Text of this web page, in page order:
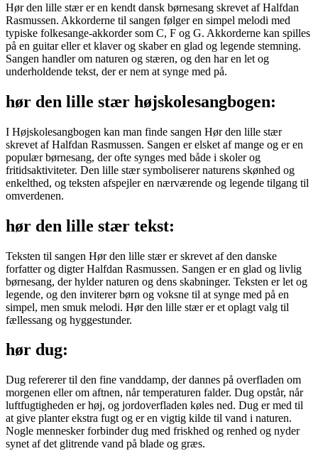
Hør den lille stær er en kendt dansk børnesang skrevet af Halfdan
Rasmussen. Akkorderne til sangen følger en simpel melodi med
typiske folkesange-akkorder som C, F og G. Akkorderne kan spilles
på en guitar eller et klaver og skaber en glad og legende stemning.
Sangen handler om naturen og stæren, og den har en let og
underholdende tekst, der er nem at synge med på.
hør den lille stær højskolesangbogen:
I Højskolesangbogen kan man finde sangen Hør den lille stær
skrevet af Halfdan Rasmussen. Sangen er elsket af mange og er en
populær børnesang, der ofte synges med både i skoler og
fritidsaktiviteter. Den lille stær symboliserer naturens skønhed og
enkelthed, og teksten afspejler en nærværende og legende tilgang til
omverdenen.
hør den lille stær tekst:
Teksten til sangen Hør den lille stær er skrevet af den danske
forfatter og digter Halfdan Rasmussen. Sangen er en glad og livlig
børnesang, der hylder naturen og dens skabninger. Teksten er let og
legende, og den inviterer børn og voksne til at synge med på en
simpel, men smuk melodi. Hør den lille stær er et oplagt valg til
fællessang og hyggestunder.
hør dug:
Dug refererer til den fine vanddamp, der dannes på overfladen om
morgenen eller om aftnen, når temperaturen falder. Dug opstår, når
luftfugtigheden er høj, og jordoverfladen køles ned. Dug er med til
at give planter ekstra fugt og er en vigtig kilde til vand i naturen.
Nogle mennesker forbinder dug med friskhed og renhed og nyder
synet af det glitrende vand på blade og græs.